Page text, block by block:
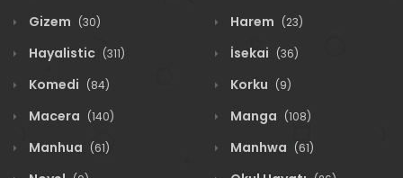
Gizem (30) Harem (23)
Hayalistic (311) İsekai (36)
Komedi (84) Korku (9)
Macera (140) Manga (108)
Manhua (61) Manhwa (61)